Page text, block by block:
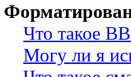
Что такое
Могу ли я